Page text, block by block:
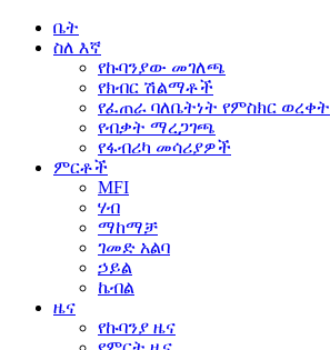
ቤት
ስለ እኛ
የኩባንያው መገለጫ
የክብር ሽልማቶች
የፈጠራ ባለቤትነት የምስክር ወረቀት
የብቃት ማረጋገጫ
የፋብሪካ መሳሪያዎች
ምርቶች
MFI
ሃብ
ማከማቻ
ገመድ አልባ
ኃይል
ኬብል
ዜና
የኩባንያ ዜና